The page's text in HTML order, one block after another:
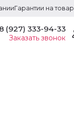
Гарантии на товар
8 (927) 333-94-33
Заказать звонок